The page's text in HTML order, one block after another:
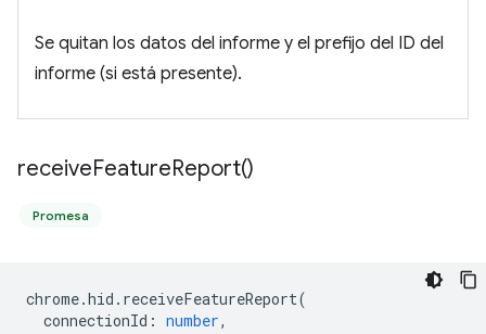
Se quitan los datos del informe y el prefijo del ID del
informe (si está presente).
receiveFeatureReport()
Promesa
chrome.hid . receiveFeatureReport(
connectionId : number,